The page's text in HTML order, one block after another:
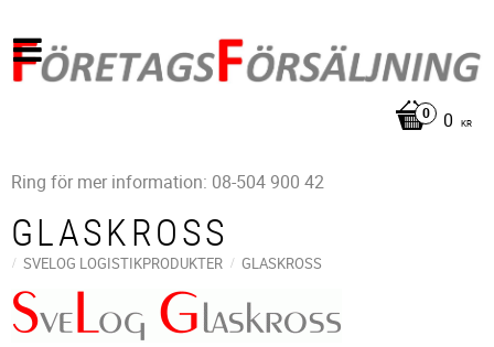
0 KR
Ring för mer information: 08-504 900 42
GLASKROSS
SVELOG LOGISTIKPRODUKTER GLASKROSS